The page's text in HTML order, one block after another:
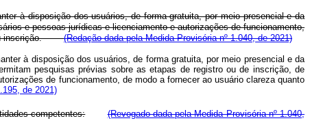
à disposição dos usuários, de forma gratuita, por meio presencial e da
e pessoas jurídicas e licenciamento e autorizações de funcionamento,
ou inscrição.(Redação dada pela Medida Provisória nº 1.040, de 2021)
à disposição dos usuários, de forma gratuita, por meio presencial e da
pesquisas prévias sobre as etapas de registro ou de inscrição, de
de funcionamento, de modo a fornecer ao usuário clareza quanto
de 2021)
competentes:
(Revogado dada pela Medida Provisória nº 1.040,